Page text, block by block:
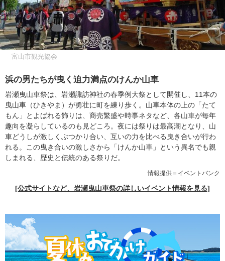
富山市観光協会
浜の男たちが曳く迫力満点のけんか山車
岩瀬曳山車祭は、岩瀬諏訪神社の春季例大祭として開催し、11本の
曳山車（ひきやま）が勇壮に町を練り歩く。山車本体の上の「たて
もん」とよばれる飾りは、商売繁盛や時事ネタなど、各山車が毎年
趣向を凝らしているのも見どころ。夜には祭りは最高潮となり、山
車どうしが激しくぶつかり合い、互いの力を比べる曳き合いが行わ
れる。この曳き合いの激しさから「けんか山車」という異名でも親
しまれる、歴史と伝統のある祭りだ。
情報提供＝イベントバンク
[公式サイトなど、岩瀬曳山車祭の詳しいイベント情報を見る]